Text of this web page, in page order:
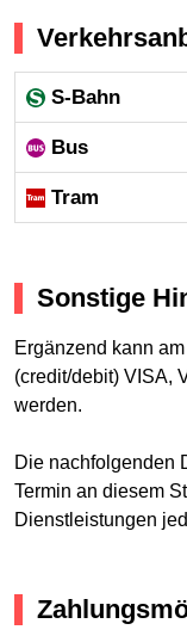
S-Bahn
Bus
Tram
Sonstige
Ergänzend kann
(credit/debit) VISA,
werden.
Die nachfolgenden
Termin an diesem
Dienstleistungen